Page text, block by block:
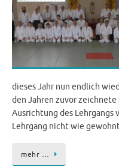
dieses Jahr nun endlich
den Jahren zuvor zeichnete
Ausrichtung des
Lehrgang nicht wie
mehr …